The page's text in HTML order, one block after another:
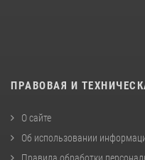
ПРАВОВАЯ И
О сайте
Об использовании